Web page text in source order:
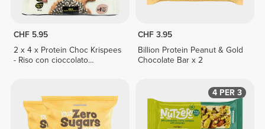
CHF 5.95
2 x 4 x Protein Choc Krispees
- Riso con cioccolato
CHF 3.95
Billion Protein Peanut & Gold
Chocolate Bar x 2
4 PER 3